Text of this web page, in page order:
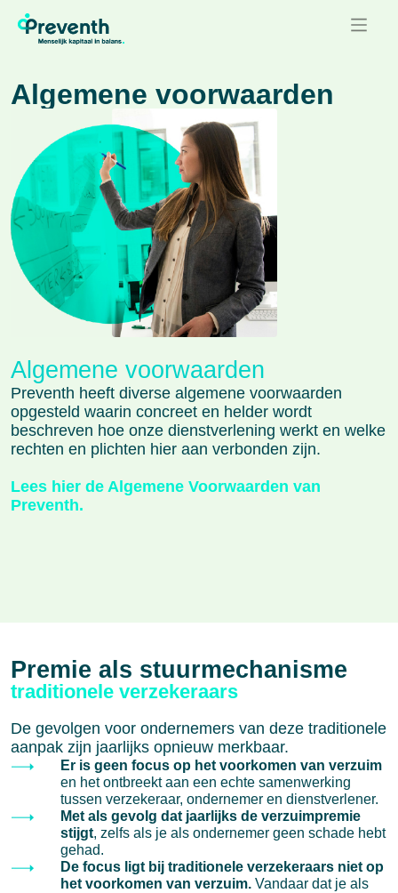
Algemene voorwaarden
Algemene voorwaarden
Preventh heeft diverse algemene voorwaarden
opgesteld waarin concreet en helder wordt
beschreven hoe onze dienstverlening werkt en welke
rechten en plichten hier aan verbonden zijn.
Lees hier de Algemene Voorwaarden van
Preventh.
Premie als stuurmechanisme
traditionele verzekeraars
De gevolgen voor ondernemers van deze traditionele
aanpak zijn jaarlijks opnieuw merkbaar.
Er is geen focus op het voorkomen van verzuim
en het ontbreekt aan een echte samenwerking
tussen verzekeraar, ondernemer en dienstverlener.
Met als gevolg dat jaarlijks de verzuimpremie
stijgt, zelfs als je als ondernemer geen schade hebt
gehad.
De focus ligt bij traditionele verzekeraars niet op
het voorkomen van verzuim. Vandaar dat je als